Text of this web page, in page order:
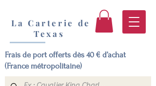
La Carterie de
Texas
Frais de port offerts dès 40 € d’achat
(France métropolitaine)